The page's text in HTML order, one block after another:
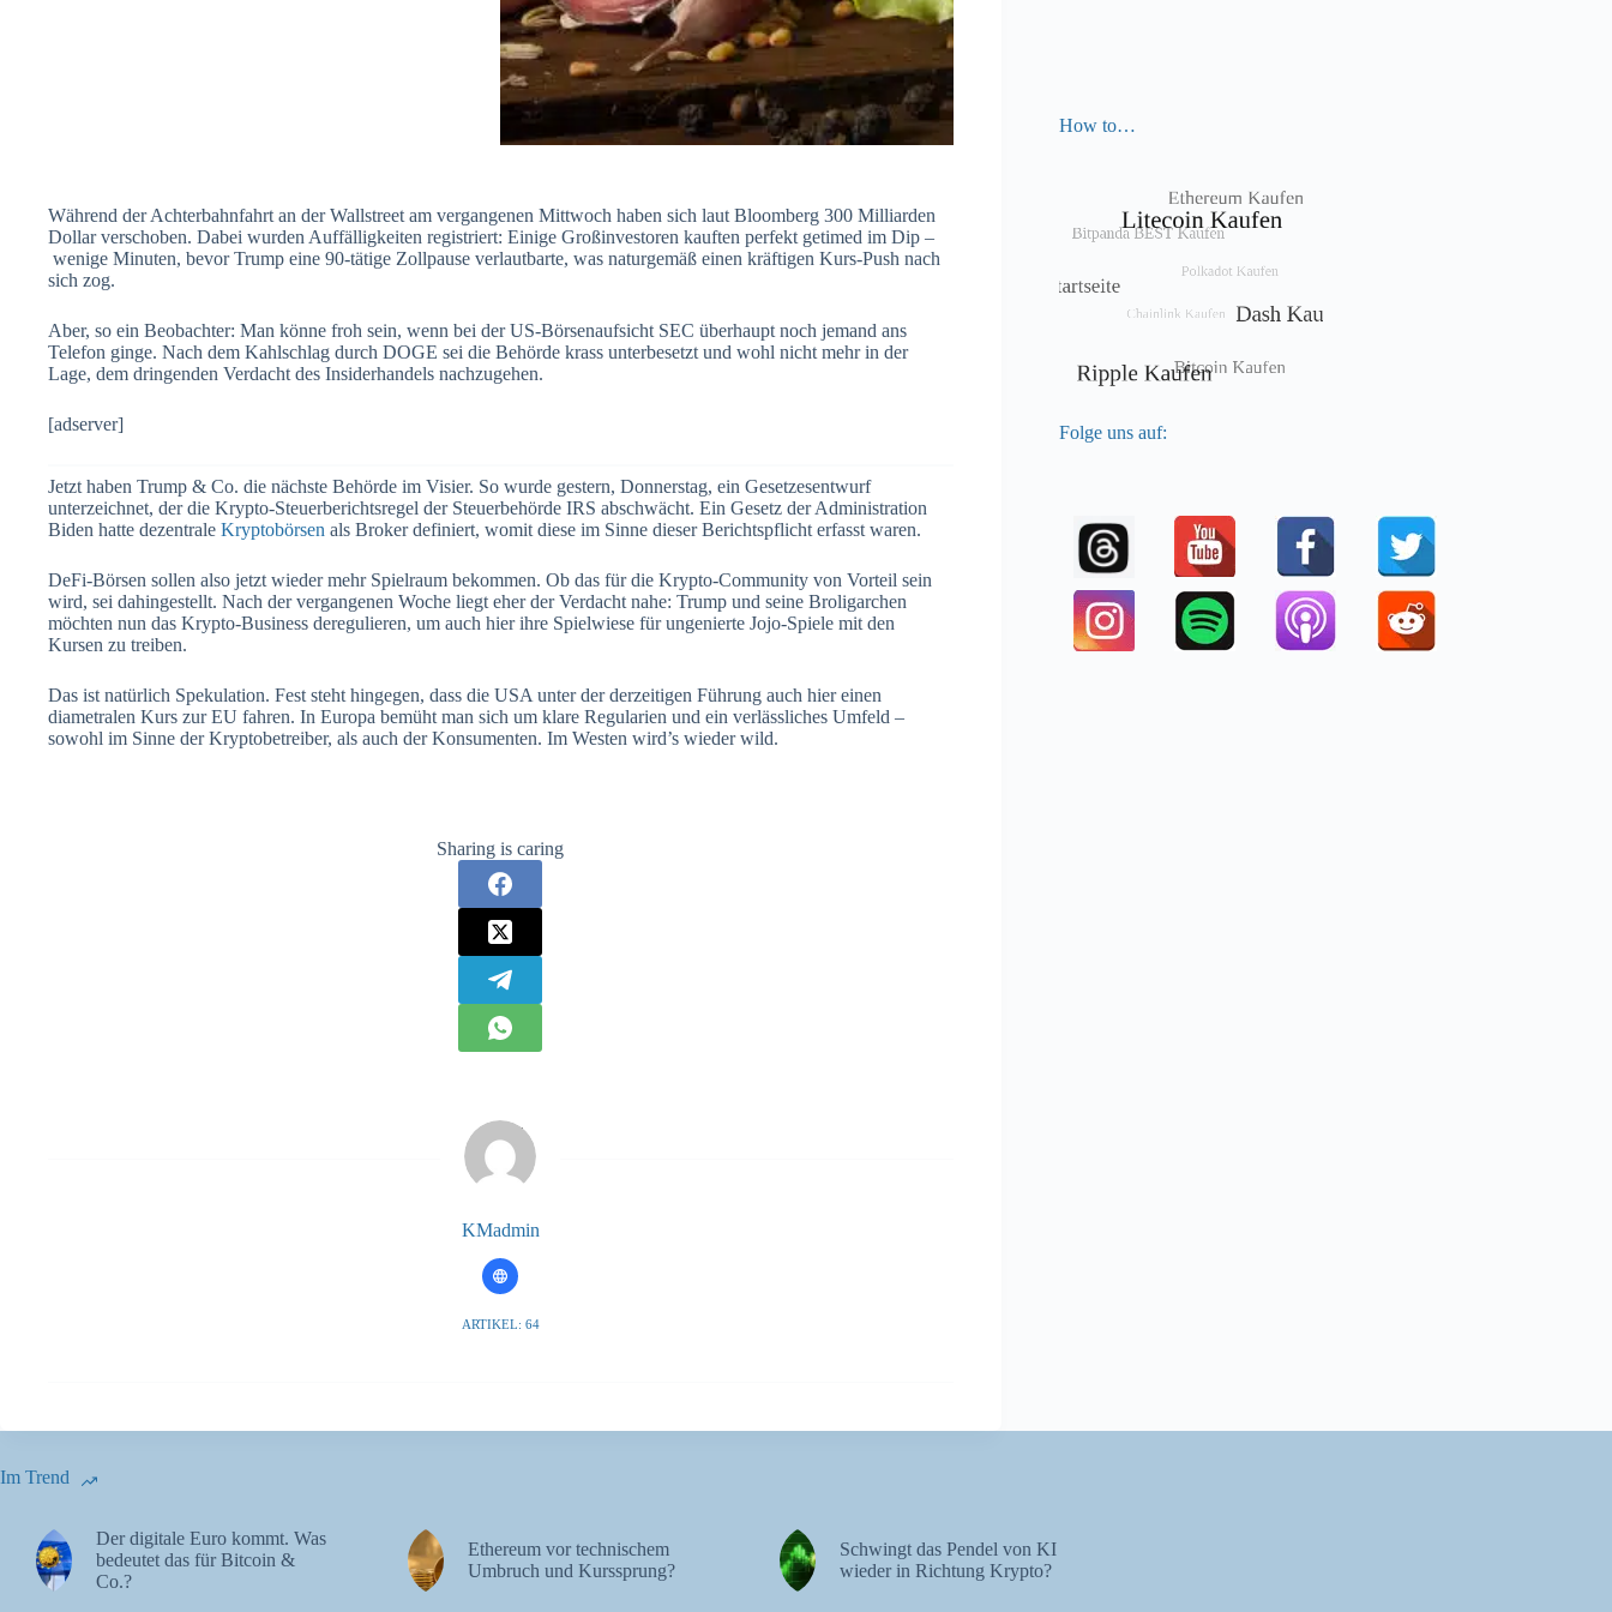
Während der Achterbahnfahrt an der Wallstreet am vergangenen Mittwoch haben sich laut Bloomberg 300 Milliarden
Dollar verschoben. Dabei wurden Auffälligkeiten registriert: Einige Großinvestoren kauften perfekt getimed im Dip –
wenige Minuten, bevor Trump eine 90-tätige Zollpause verlautbarte, was naturgemäß einen kräftigen Kurs-Push nach
sich zog.
Aber, so ein Beobachter: Man könne froh sein, wenn bei der US-Börsenaufsicht SEC überhaupt noch jemand ans
Telefon ginge. Nach dem Kahlschlag durch DOGE sei die Behörde krass unterbesetzt und wohl nicht mehr in der
Lage, dem dringenden Verdacht des Insiderhandels nachzugehen.
[adserver]
Jetzt haben Trump & Co. die nächste Behörde im Visier. So wurde gestern, Donnerstag, ein Gesetzesentwurf
unterzeichnet, der die Krypto-Steuerberichtsregel der Steuerbehörde IRS abschwächt. Ein Gesetz der Administration
Biden hatte dezentrale Kryptobörsen als Broker definiert, womit diese im Sinne dieser Berichtspflicht erfasst waren.
DeFi-Börsen sollen also jetzt wieder mehr Spielraum bekommen. Ob das für die Krypto-Community von Vorteil sein
wird, sei dahingestellt. Nach der vergangenen Woche liegt eher der Verdacht nahe: Trump und seine Broligarchen
möchten nun das Krypto-Business deregulieren, um auch hier ihre Spielwiese für ungenierte Jojo-Spiele mit den
Kursen zu treiben.
Das ist natürlich Spekulation. Fest steht hingegen, dass die USA unter der derzeitigen Führung auch hier einen
diametralen Kurs zur EU fahren. In Europa bemüht man sich um klare Regularien und ein verlässliches Umfeld –
sowohl im Sinne der Kryptobetreiber, als auch der Konsumenten. Im Westen wird’s wieder wild.
Sharing is caring
KMadmin
ARTIKEL: 64
How to…
Folge uns auf:
Im Trend
Der digitale Euro kommt. Was
bedeutet das für Bitcoin &
Co.?
Ethereum vor technischem
Umbruch und Kurssprung?
Schwingt das Pendel von KI
wieder in Richtung Krypto?